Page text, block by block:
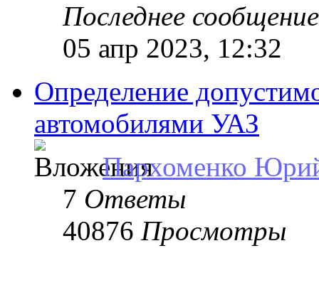
Последнее
05 апр 2023, 12:32
Определение
автомобилями УАЗ
Пархоменко
7 Ответы
40876 Просмотры